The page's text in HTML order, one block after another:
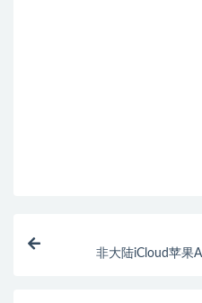
非大陆iCloud苹果